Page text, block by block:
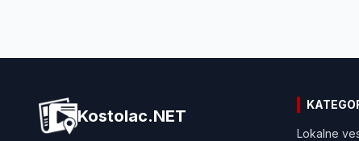
Kostolac.NET
Lokalne